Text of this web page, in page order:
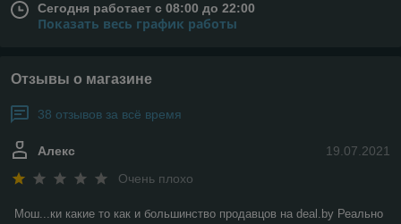
Сегодня работает с 08:00 до 22:00
Показать весь график работы
Отзывы о магазине
38 отзывов за всё время
19.07.2021
Алекс
Очень плохо
Мош...ки какие то как и большинство продавцов на deal.by Реально